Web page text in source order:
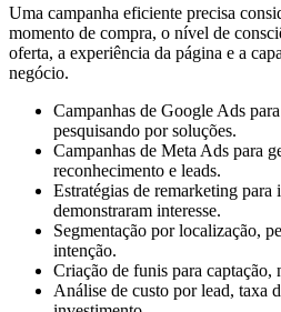
Uma campanha eficiente precisa
momento de compra, o nível de
oferta, a experiência da página e a
negócio.
Campanhas de Google Ads
pesquisando por soluções.
Campanhas de Meta Ads para
reconhecimento e leads.
Estratégias de remarketing para
demonstraram interesse.
Segmentação por localização,
intenção.
Criação de funis para captação,
Análise de custo por lead, taxa